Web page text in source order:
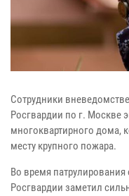
Сотрудники
Росгвардии по г. Москве
многоквартирного дома,
месту крупного пожара.
Во время
Росгвардии заметил